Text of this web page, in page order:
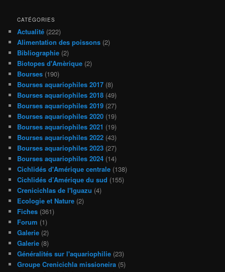
CATÉGORIES
Actualité (222)
Alimentation des poissons (2)
Bibliographie (2)
Biotopes d'Amèrique (2)
Bourses (190)
Bourses aquariophiles 2017 (8)
Bourses aquariophiles 2018 (49)
Bourses aquariophiles 2019 (27)
Bourses aquariophiles 2020 (19)
Bourses aquariophiles 2021 (19)
Bourses aquariophiles 2022 (43)
Bourses aquariophiles 2023 (27)
Bourses aquariophiles 2024 (14)
Cichlidés d'Amérique centrale (138)
Cichlidés d’Amérique du sud (155)
Crenicichlas de l'Iguazu (4)
Ecologie et Nature (2)
Fiches (361)
Forum (1)
Galerie (2)
Galerie (8)
Généralités sur l'aquariophilie (23)
Groupe Crenicichla missioneira (5)